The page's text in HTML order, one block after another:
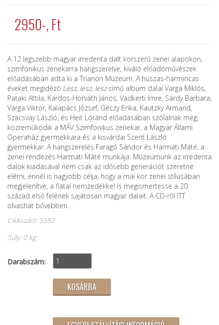
2950-, Ft
A 12 legszebb magyar irredenta dalt korszerű zenei alapokon,
szimfonikus zenekarra hangszerelve, kiváló előadóművészek
előadásában adta ki a Trianon Múzeum. A húszas-harmincas
éveket megidéző Lesz, lesz, leszcímű album dalai Varga Miklós,
Pataki Attila, Kardos-Horváth János, Vadkerti Imre, Sárdy Barbara,
Varga Viktor, Kalapács József, Géczy Erika, Kautzky Armand,
Szacsvay László, és Heit Lóránd előadásában szólalnak meg,
közreműködik a MÁV Szimfonikus zenekar, a Magyar Állami
Operaház gyermekkara és a kisvárdai Szent László
gyermekkar. A hangszerelés Faragó Sándor és Harmati Máté, a
zenei rendezés Harmati Máté munkája. Múzeumunk az irredenta
dalok kiadásával nem csak az idősebb generációt szeretné
elérni, ennél is nagyobb célja, hogy a mai kor zenei stílusában
megjelenítve, a fiatal nemzedékkel is megismertesse a 20.
század első felének sajátosan magyar dalait. A CD-ről ITT
olvashat bővebben.
Cikkszám: 5552
Súly: 0 kg
Darabszám: